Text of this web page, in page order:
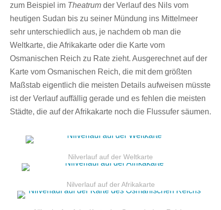
zum Beispiel im Theatrum der Verlauf des Nils vom
heutigen Sudan bis zu seiner Mündung ins Mittelmeer
sehr unterschiedlich aus, je nachdem ob man die
Weltkarte, die Afrikakarte oder die Karte vom
Osmanischen Reich zu Rate zieht. Ausgerechnet auf der
Karte vom Osmanischen Reich, die mit dem größten
Maßstab eigentlich die meisten Details aufweisen müsste
ist der Verlauf auffällig gerade und es fehlen die meisten
Städte, die auf der Afrikakarte noch die Flussufer säumen.
Nilverlauf auf der Weltkarte
Nilverlauf auf der Afrikakarte